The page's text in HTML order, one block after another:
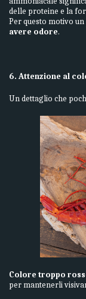
delle proteine e la
Per questo motivo
avere odore.
6. Attenzione al
Un dettaglio che
Colore troppo
per mantenerli